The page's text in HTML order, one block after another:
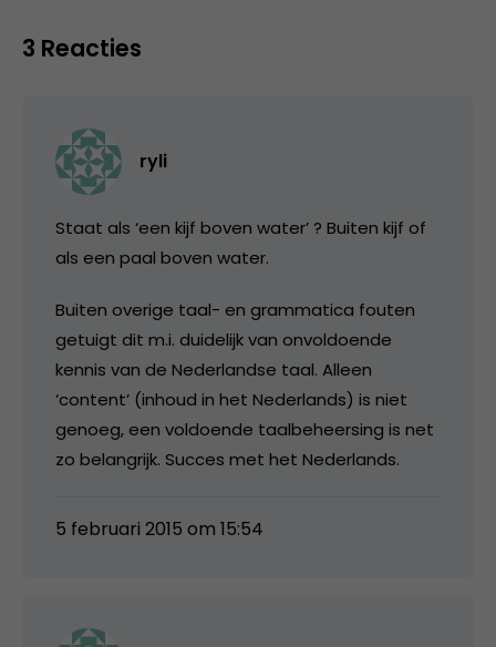
3 Reacties
ryli
Staat als ‘een kijf boven water’ ? Buiten kijf of
als een paal boven water.
Buiten overige taal- en grammatica fouten
getuigt dit m.i. duidelijk van onvoldoende
kennis van de Nederlandse taal. Alleen
‘content’ (inhoud in het Nederlands) is niet
genoeg, een voldoende taalbeheersing is net
zo belangrijk. Succes met het Nederlands.
5 februari 2015 om 15:54